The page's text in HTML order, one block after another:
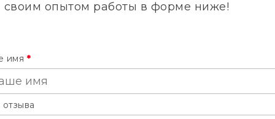
своим опытом работы в форме ниже!
имя *